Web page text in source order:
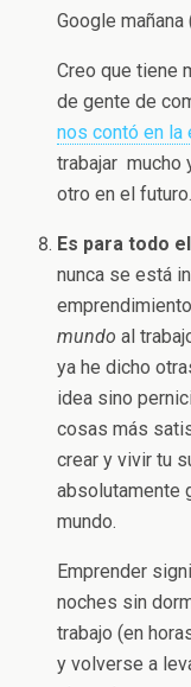
Google
Creo que tiene
de gente de
nos contó en la
trabajar mucho
otro en el futuro.
Es para todo
nunca se está
mundo al
ya he dicho
idea sino
cosas más
crear y vivir tu
absolutamente
mundo.
Emprender
noches sin
trabajo (en
y volverse a